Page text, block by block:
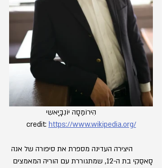
credit: https://www.wikipedia.org/
	היצירה העדינה מספרת את סיפורה של אנה
סָאסַקִי בת ה-12, שמתגוררת עם הוריה המאמצים